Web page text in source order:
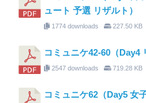
ュート 予選 リザルト）
1774 downloads 227.50 KB
コミュニケ42-60（Day4
2547 downloads 719.28 KB
コミュニケ62（Day5 女